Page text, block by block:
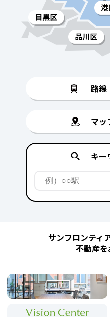
路線
マッ
キー
サンフロンティ
不動産